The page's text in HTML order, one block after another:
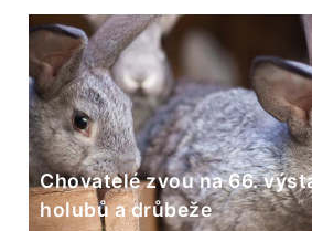
Chovatelé zvou na 66.
holubů a drůbeže